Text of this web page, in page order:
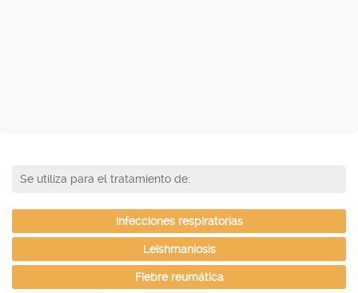
Se utiliza para el tratamiento de:
Infecciones respiratorias
Leishmaniosis
Fiebre reumática